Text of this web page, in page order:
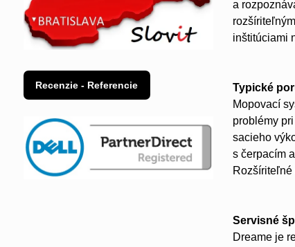
a
inštitúciami
Typické
Mopovací
problémy
sacieho
s čerpacím
Servisné
Dreame je
Recenzie - Referencie